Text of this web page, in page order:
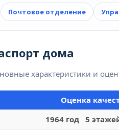
Почтовое отделение
дома
характеристики и
Оценка
1964 год 5